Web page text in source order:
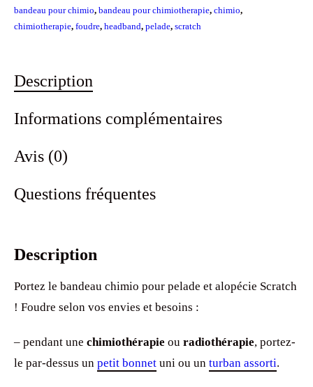
bandeau pour chimio, bandeau pour chimiotherapie, chimio,
chimiotherapie, foudre, headband, pelade, scratch
Description
Informations complémentaires
Avis (0)
Questions fréquentes
Description
Portez le bandeau chimio pour pelade et alopécie Scratch
! Foudre selon vos envies et besoins :
– pendant une chimiothérapie ou radiothérapie, portez-
le par-dessus un petit bonnet uni ou un turban assorti.